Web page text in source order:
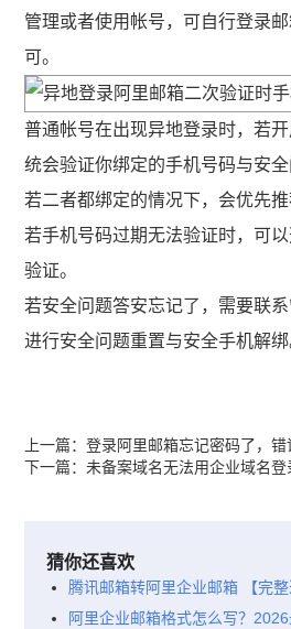
管理或者使用帐号，可自行登录
可。
普通帐号在出现异地登录时，若
统会验证你绑定的手机号码与安全
若二者都绑定的情况下，会优先推
若手机号码过期无法验证时，可
验证。
若安全问题答安忘记了，需要联
进行安全问题重置与安全手机解绑
上一篇： 登录阿里邮箱忘记密码了，错
下一篇： 未备案域名无法用企业域名登
猜你还喜欢
腾讯邮箱转阿里企业邮箱 【完整
阿里企业邮箱格式怎么写？